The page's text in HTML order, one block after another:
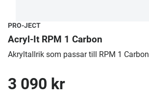
PRO-JECT
Acryl-It RPM 1 Carbon
Akryltallrik som passar till RPM 1 Carbon
3 090 kr